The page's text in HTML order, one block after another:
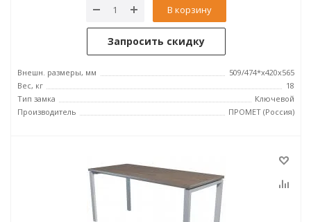
В корзину
Запросить скидку
Внешн. размеры, мм
509/474*x420x565
Вес, кг
18
Тип замка
Ключевой
Производитель
ПРОМЕТ (Россия)